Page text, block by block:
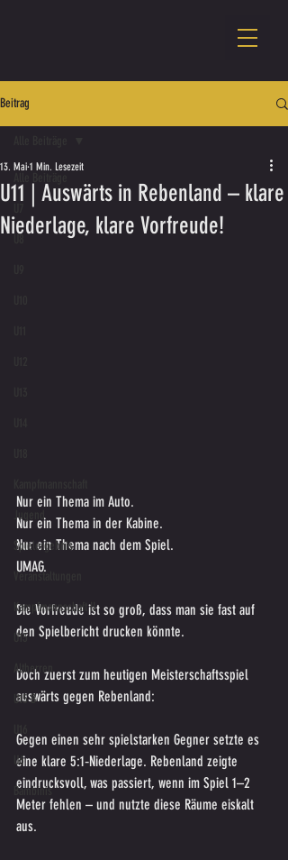
Beitrag
U8
Jugend
Spielergebnis
Veranstaltungen
Kampfmannschaft II
U15
Altherren
U15 B
U6
Bambinis
U11 | Auswärts in Rebenland – klare
Niederlage, klare Vorfreude!
13. Mai 1 Min. Lesezeit
Nur ein Thema im Auto.
Nur ein Thema in der Kabine.
Nur ein Thema nach dem Spiel.
UMAG.
Die Vorfreude ist so groß, dass man sie fast auf
den Spielbericht drucken könnte.
Doch zuerst zum heutigen Meisterschaftsspiel
auswärts gegen Rebenland:
Gegen einen sehr spielstarken Gegner setzte es
eine klare 5:1‑Niederlage. Rebenland zeigte
eindrucksvoll, was passiert, wenn im Spiel 1–2
Meter fehlen – und nutzte diese Räume eiskalt
aus.